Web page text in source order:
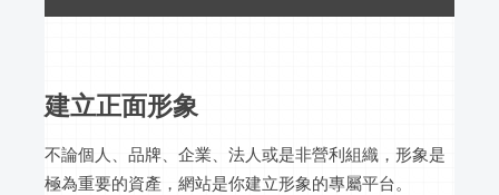
建立正面形象
不論個人、品牌、企業、法人或是非營利組織，形象是
極為重要的資產，網站是你建立形象的專屬平台。